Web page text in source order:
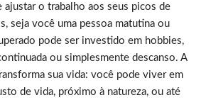
o trabalho aos seus picos de
seja você uma pessoa matutina ou
pode ser investido em hobbies,
ou simplesmente descanso. A
sua vida: você pode viver em
de vida, próximo à natureza, ou até